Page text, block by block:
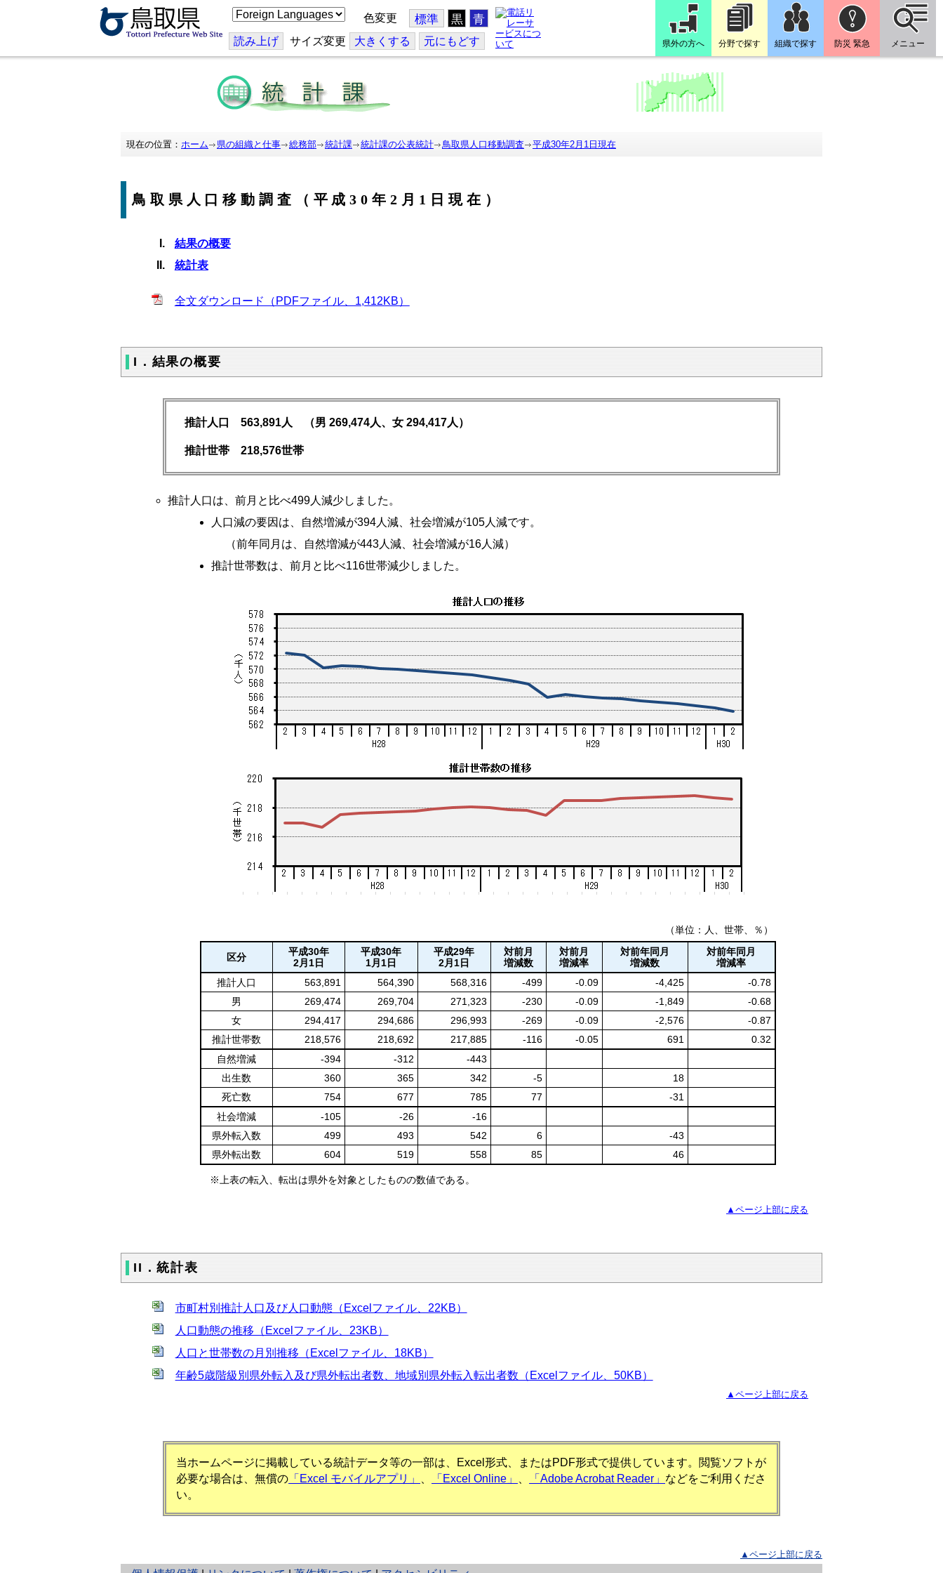
こ
の
ジ
を
訳
す
る
色変更 標準 黒 青
読み上げ サイズ変更 大きくする 元にもどす 県外の方へ 分野で探す 組織で探す 防災 緊急 メニュー
現在の位置： ホーム 県の組織と仕事 総務部 統計課 統計課の公表統計 鳥取県人口移動調査 平成30年2月1日現在
鳥取県人口移動調査（平成30年2月1日現在）
結果の概要
統計表
全文ダウンロード（PDFファイル、1,412KB）
I．結果の概要
推計人口 563,891人 （男 269,474人、女 294,417人）
推計世帯 218,576世帯
推計人口は、前月と比べ499人減少しました。
人口減の要因は、自然増減が394人減、社会増減が105人減です。
（前年同月は、自然増減が443人減、社会増減が16人減）
推計世帯数は、前月と比べ116世帯減少しました。
（単位：人、世帯、％）
区分
平成30年
2月1日
平成30年
1月1日
平成29年
2月1日
対前月
増減数
対前月
増減率
対前年同月
増減数
対前年同月
増減率
推計人口
563,891 564,390 568,316 -499 -0.09 -4,425
-0.78
男
269,474 269,704 271,323 -230 -0.09 -1,849
-0.68
女
294,417 294,686 296,993 -269 -0.09 -2,576
-0.87
推計世帯数
218,576 218,692 217,885 -116 -0.05 691
0.32
自然増減
-394 -312
-443
出生数
360 365 342 -5
18
死亡数
754 677 785 77
-31
社会増減
-105 -26
-16
県外転入数
499 493 542 6
-43
県外転出数
604 519 558 85 46
※上表の転入、転出は県外を対象としたものの数値である。
▲ページ上部に戻る
II．統計表
市町村別推計人口及び人口動態（Excelファイル、22KB）
人口動態の推移（Excelファイル、23KB）
人口と世帯数の月別推移（Excelファイル、18KB）
年齢5歳階級別県外転入及び県外転出者数、地域別県外転入転出者数（Excelファイル、50KB）
▲ページ上部に戻る
当ホームページに掲載している統計データ等の一部は、Excel形式、またはPDF形式で提供しています。閲覧ソフトが
必要な場合は、無償の 「Excel モバイルアプリ」 「Excel Online」 「Adobe Acrobat Reader」 などをご利用くださ
い。
▲ページ上部に戻る